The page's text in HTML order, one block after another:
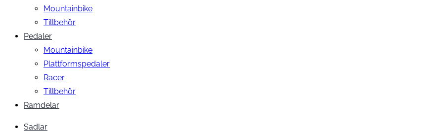
Mountainbike
Tillbehör
Pedaler
Mountainbike
Plattformspedaler
Racer
Tillbehör
Ramdelar
Sadlar